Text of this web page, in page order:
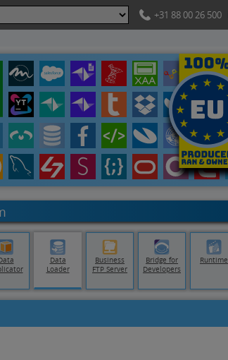
+31 88 00 26 500
Data
Loader
Business
FTP Server
Bridge for
Developers
Runtime